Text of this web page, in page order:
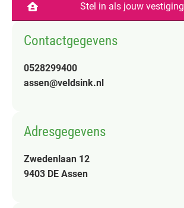
Stel in als jouw vestiging
Contactgegevens
0528299400
assen@veldsink.nl
Adresgegevens
Zwedenlaan 12
9403 DE Assen